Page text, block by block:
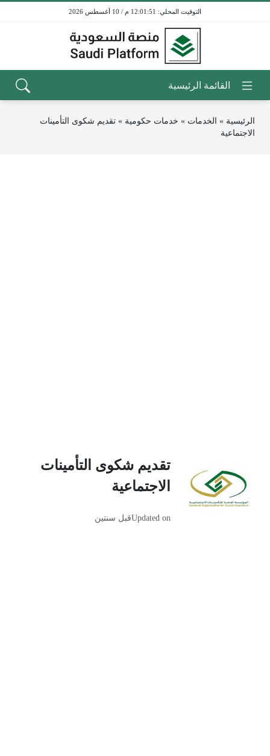
12:01:51 م / 10 أغسطس 2026
الرئيسية » الخدمات » خدمات حكومية » تقديم شكوى التأمينات
الاجتماعية
تقديم شكوى التأمينات
الاجتماعية
Updated onقبل سنتين